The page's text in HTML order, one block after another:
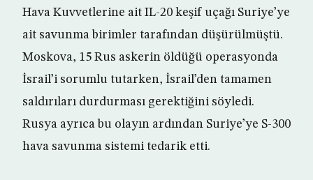
Hava Kuvvetlerine ait IL-20 keşif uçağı Suriye’ye
ait savunma birimler tarafından düşürülmüştü.
Moskova, 15 Rus askerin öldüğü operasyonda
İsrail’i sorumlu tutarken, İsrail’den tamamen
saldırıları durdurması gerektiğini söyledi.
Rusya ayrıca bu olayın ardından Suriye’ye S-300
hava savunma sistemi tedarik etti.